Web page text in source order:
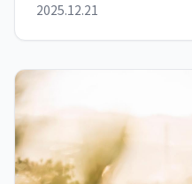
行動することで、願い
できます。占いは絶対
を決めるのです。
2025.12.21